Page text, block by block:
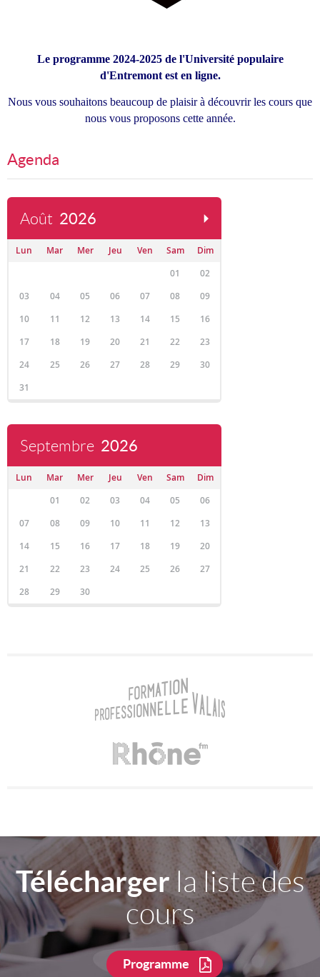
Le programme 2024-2025 de l'Université populaire
d'Entremont est en ligne.
Nous vous souhaitons beaucoup de plaisir à découvrir les cours que
nous vous proposons cette année.
Agenda
Août 2026
Lun Mar Mer Jeu Ven Sam
Dim
01
02
03
04 05 06 07 08
09
10
11 12 13 14 15
16
17
18 19 20 21 22
23
24
25 26 27 28 29
30
31
Septembre 2026
Lun Mar Mer Jeu Ven Sam
Dim
01
02 03 04 05
06
07
08 09 10 11 12
13
14
15 16 17 18 19
20
21
22 23 24 25 26
27
28
29 30
Téléchargerla liste des
cours
Programme